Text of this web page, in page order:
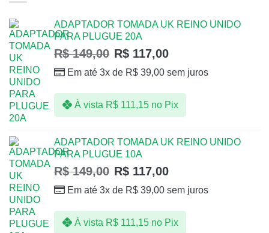
ADAPTADOR TOMADA UK REINO UNIDO
PARA PLUGUE 20A
R$149,00 R$ 117,00
Em até 3x de R$ 39,00 sem juros
À vista R$111,15 no Pix
ADAPTADOR TOMADA UK REINO UNIDO
PARA PLUGUE 10A
R$149,00 R$ 117,00
Em até 3x de R$ 39,00 sem juros
À vista R$111,15 no Pix